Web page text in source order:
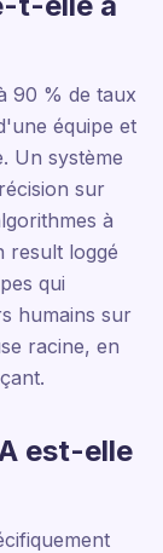
90 % de taux
équipe et
Un système
sur
à
result loggé
qui
humains sur
racine, en
est-elle